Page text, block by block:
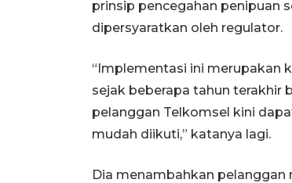
prinsip pencegahan penipuan
dipersyaratkan oleh regulator.
“Implementasi ini merupakan
sejak beberapa tahun terakhir
pelanggan Telkomsel kini
mudah diikuti,” katanya lagi.
Dia menambahkan